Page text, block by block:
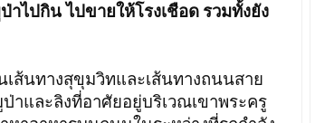
ไปกิน ไปขายให้โรงเชือด รวมทั้งยัง
ส้นทางสุขุมวิทและเส้นทางถนนสาย
าและลิงที่อาศัยอยู่บริเวณเขาพระครู